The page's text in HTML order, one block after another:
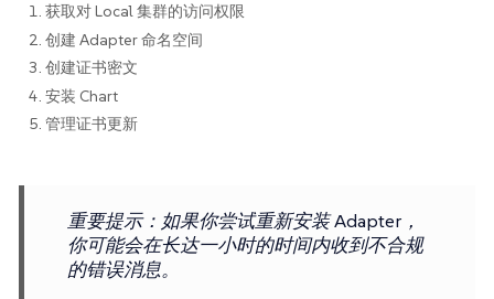
1. 获取对 Local 集群的访问权限
2. 创建 Adapter 命名空间
3. 创建证书密文
4. 安装 Chart
5. 管理证书更新
重要提示：如果你尝试重新安装 Adapter，
你可能会在长达一小时的时间内收到不合规
的错误消息。